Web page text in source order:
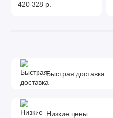
420 328 р.
Быстрая доставка
Низкие цены